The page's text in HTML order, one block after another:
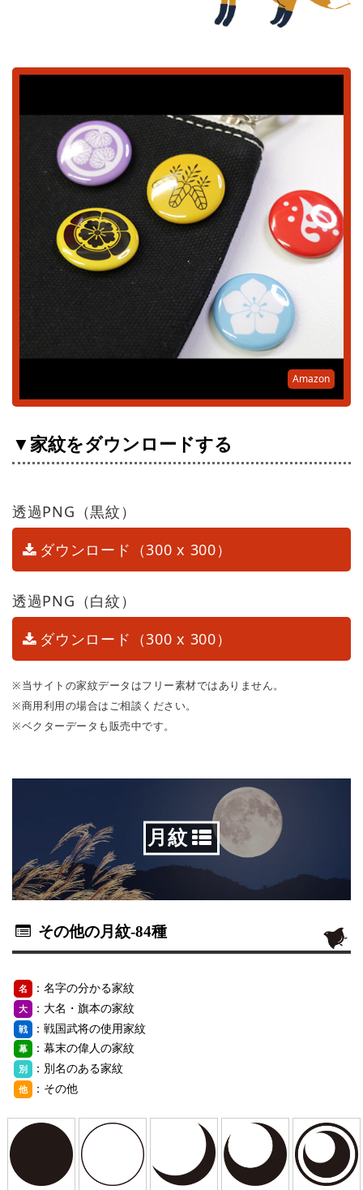
Amazon
▼家紋をダウンロードする
透過PNG（黒紋）
ダウンロード（300 x 300）
透過PNG（白紋）
ダウンロード（300 x 300）
※当サイトの家紋データはフリー素材ではありません。
※商用利用の場合はご相談ください。
※ベクターデータも販売中です。
月紋
その他の月紋-84種
名 ：名字の分かる家紋
大 ：大名・旗本の家紋
戦 ：戦国武将の使用家紋
幕 ：幕末の偉人の家紋
別 ：別名のある家紋
他 ：その他